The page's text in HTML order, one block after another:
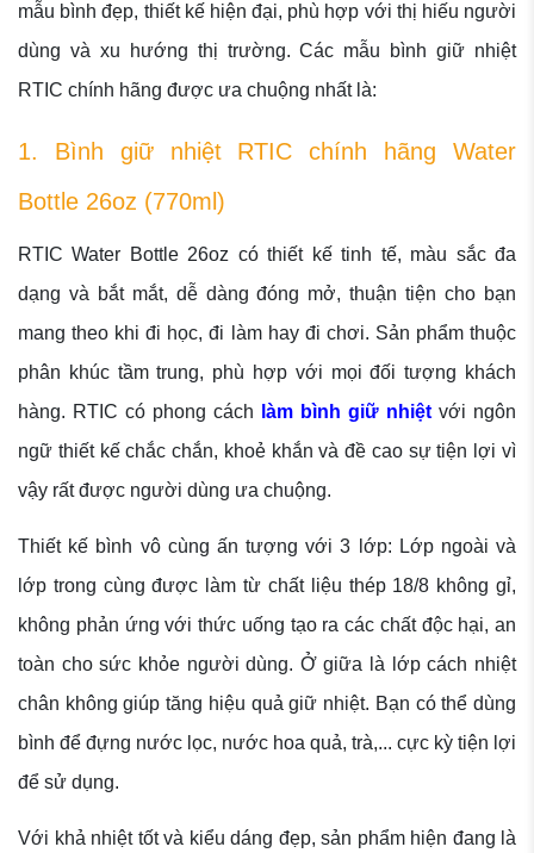
mẫu bình đẹp, thiết kế hiện đại, phù hợp với thị hiếu người
dùng và xu hướng thị trường. Các mẫu bình giữ nhiệt
RTIC chính hãng được ưa chuộng nhất là:
1. Bình giữ nhiệt RTIC chính hãng Water
Bottle 26oz (770ml)
RTIC Water Bottle 26oz có thiết kế tinh tế, màu sắc đa
dạng và bắt mắt, dễ dàng đóng mở, thuận tiện cho bạn
mang theo khi đi học, đi làm hay đi chơi. Sản phẩm thuộc
phân khúc tầm trung, phù hợp với mọi đối tượng khách
hàng. RTIC có phong cách
làm bình giữ nhiệt với ngôn
ngữ thiết kế chắc chắn, khoẻ khắn và đề cao sự tiện lợi vì
vậy rất được người dùng ưa chuộng.
Thiết kế bình vô cùng ấn tượng với 3 lớp: Lớp ngoài và
lớp trong cùng được làm từ chất liệu thép 18/8 không gỉ,
không phản ứng với thức uống tạo ra các chất độc hại, an
toàn cho sức khỏe người dùng. Ở giữa là lớp cách nhiệt
chân không giúp tăng hiệu quả giữ nhiệt. Bạn có thể dùng
bình để đựng nước lọc, nước hoa quả, trà,... cực kỳ tiện lợi
để sử dụng.
Với khả nhiệt tốt và kiểu dáng đẹp, sản phẩm hiện đang là